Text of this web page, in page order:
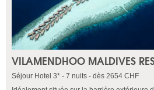
VILAMENDHOO MALDIVES
Séjour Hotel 3* - 7 nuits - dès 2654 CHF